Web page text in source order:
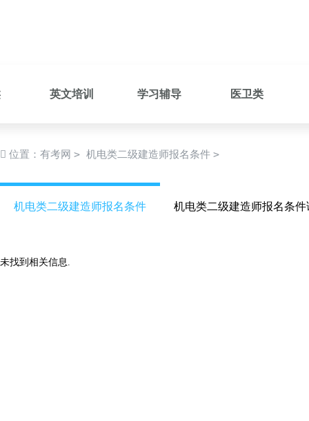
英文培训 学习辅导 医卫类
位置： 有考网 > 机电类二级建造师报名条件 >
机电类二级建造师报名条件 机电类二级建造师报名条件
未找到相关信息.